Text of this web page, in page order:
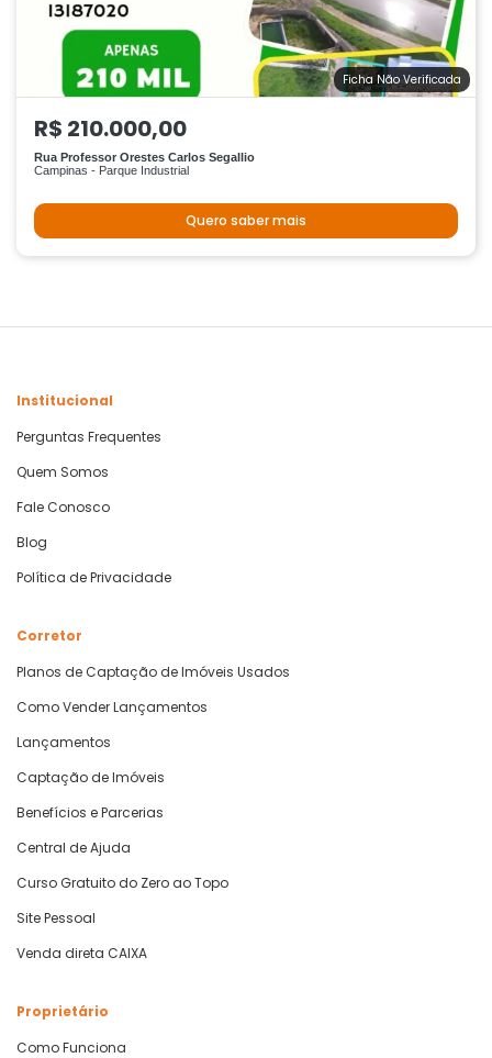
Ficha Não Verificada
R$ 210.000,00
Rua Professor Orestes Carlos Segallio
Campinas - Parque Industrial
Quero saber mais
Institucional
Perguntas Frequentes
Quem Somos
Fale Conosco
Blog
Política de Privacidade
Corretor
Planos de Captação de Imóveis Usados
Como Vender Lançamentos
Lançamentos
Captação de Imóveis
Benefícios e Parcerias
Central de Ajuda
Curso Gratuito do Zero ao Topo
Site Pessoal
Venda direta CAIXA
Proprietário
Como Funciona